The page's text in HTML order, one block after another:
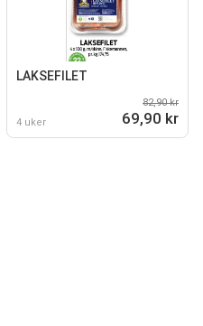
LAKSEFILET
4 uker
82,90 kr
69,90 kr